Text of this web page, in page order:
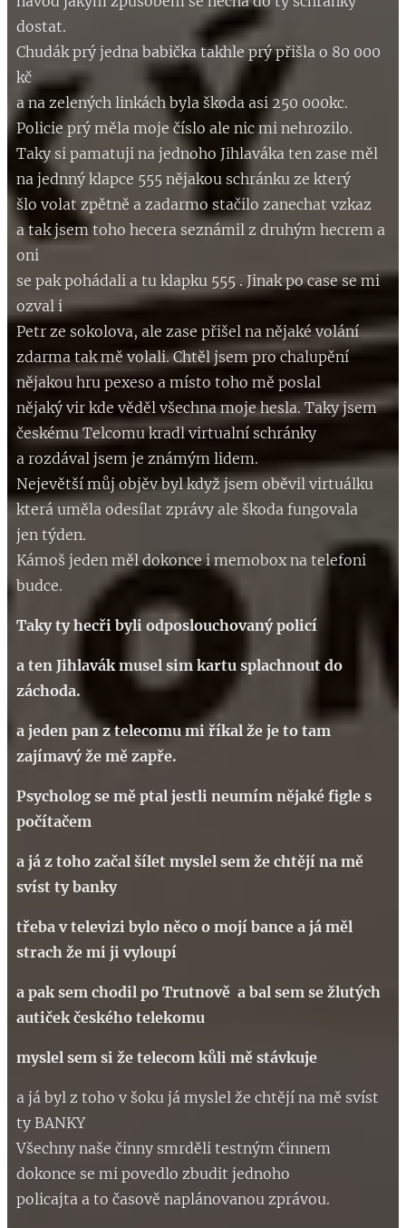
dostat.
Chudák prý jedna babička takhle prý přišla o 80 000
kč
a na zelených linkách byla škoda asi 250 000kc.
Policie prý měla moje číslo ale nic mi nehrozilo.
Taky si pamatuji na jednoho Jihlaváka ten zase měl
na jednný klapce 555 nějakou schránku ze který
šlo volat zpětně a zadarmo stačilo zanechat vzkaz
a tak jsem toho hecera seznámil z druhým hecrem a
oni
se pak pohádali a tu klapku 555 . Jinak po case se mi
ozval i
Petr ze sokolova, ale zase přišel na nějaké volání
zdarma tak mě volali. Chtěl jsem pro chalupění
nějakou hru pexeso a místo toho mě poslal
nějaký vir kde věděl všechna moje hesla. Taky jsem
českému Telcomu kradl virtualní schránky
a rozdával jsem je známým lidem.
Nejevětší můj objěv byl když jsem oběvil virtuálku
která uměla odesílat zprávy ale škoda fungovala
jen týden.
Kámoš jeden měl dokonce i memobox na telefoni
budce.
Taky ty hecři byli odposlouchovaný policí
a ten Jihlavák musel sim kartu splachnout do
záchoda.
a jeden pan z telecomu mi říkal že je to tam
zajímavý že mě zapře.
Psycholog se mě ptal jestli neumím nějaké figle s
počítačem
a já z toho začal šílet myslel sem že chtějí na mě
svíst ty banky
třeba v televizi bylo něco o mojí bance a já měl
strach že mi ji vyloupí
a pak sem chodil po Trutnově a bal sem se žlutých
autiček českého telekomu
myslel sem si že telecom kůli mě stávkuje
a já byl z toho v šoku já myslel že chtějí na mě svíst
ty BANKY
Všechny naše činny smrděli testným činnem
dokonce se mi povedlo zbudit jednoho
policajta a to časově naplánovanou zprávou.